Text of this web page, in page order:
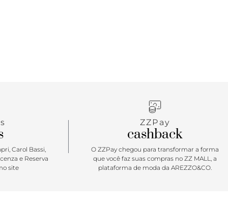
Carol Bassi,
e Reserva
site
ZZPay
cashback
O ZZPay chegou para transformar a forma
que você faz suas compras no ZZ MALL, a
plataforma de moda da AREZZO&CO.